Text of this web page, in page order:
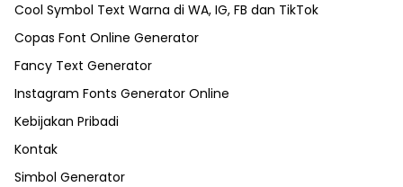
Cool Symbol Text Warna di WA, IG, FB dan TikTok
Copas Font Online Generator
Fancy Text Generator
Instagram Fonts Generator Online
Kebijakan Pribadi
Kontak
Simbol Generator